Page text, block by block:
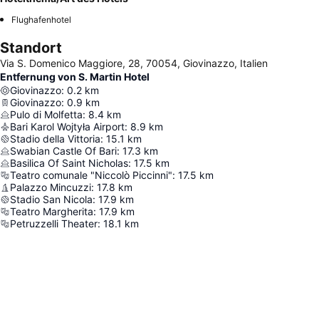
Flughafenhotel
Standort
Via S. Domenico Maggiore, 28, 70054, Giovinazzo, Italien
Entfernung von S. Martin Hotel
Giovinazzo: 0.2 km
Giovinazzo: 0.9 km
Pulo di Molfetta: 8.4 km
Bari Karol Wojtyła Airport: 8.9 km
Stadio della Vittoria: 15.1 km
Swabian Castle Of Bari: 17.3 km
Basilica Of Saint Nicholas: 17.5 km
Teatro comunale "Niccolò Piccinni": 17.5 km
Palazzo Mincuzzi: 17.8 km
Stadio San Nicola: 17.9 km
Teatro Margherita: 17.9 km
Petruzzelli Theater: 18.1 km